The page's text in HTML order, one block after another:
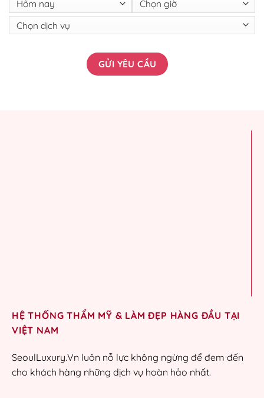
HỆ THỐNG THẨM MỸ & LÀM ĐẸP HÀNG ĐẦU TẠI
VIỆT NAM
SeoulLuxury.Vn luôn nỗ lực không ngừng để đem đến
cho khách hàng những dịch vụ hoàn hảo nhất.